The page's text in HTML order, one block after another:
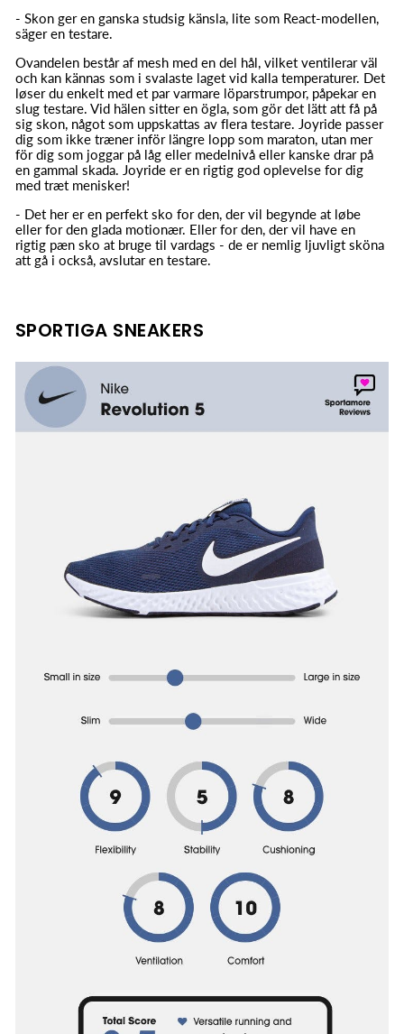
- Skon ger en ganska studsig känsla, lite som React-modellen,
säger en testare.
Ovandelen består af mesh med en del hål, vilket ventilerar väl
och kan kännas som i svalaste laget vid kalla temperaturer. Det
løser du enkelt med et par varmare löparstrumpor, påpekar en
slug testare. Vid hälen sitter en ögla, som gör det lätt att få på
sig skon, något som uppskattas av flera testare. Joyride passer
dig som ikke træner inför längre lopp som maraton, utan mer
för dig som joggar på låg eller medelnivå eller kanske drar på
en gammal skada. Joyride er en rigtig god oplevelse for dig
med træt menisker!
- Det her er en perfekt sko for den, der vil begynde at løbe
eller for den glada motionær. Eller for den, der vil have en
rigtig pæn sko at bruge til vardags - de er nemlig ljuvligt sköna
att gå i också, avslutar en testare.
SPORTIGA SNEAKERS